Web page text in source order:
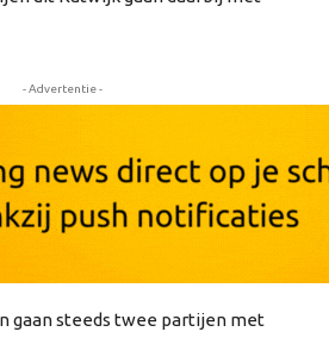
- Advertentie -
gaan steeds twee partijen met